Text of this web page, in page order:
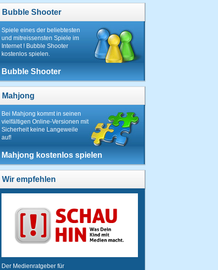
Bubble Shooter
Spiele eines der beliebtesten
und mitreissensten Spiele im
Internet ! Bubble Shooter
kostenlos spielen.
Bubble Shooter
Mahjong
Bei Mahjong kommt in seinen
vielfältigen Online-Versionen mit
Sicherheit keine Langeweile
auf!
Mahjong kostenlos spielen
Wir empfehlen
Der Medienratgeber für